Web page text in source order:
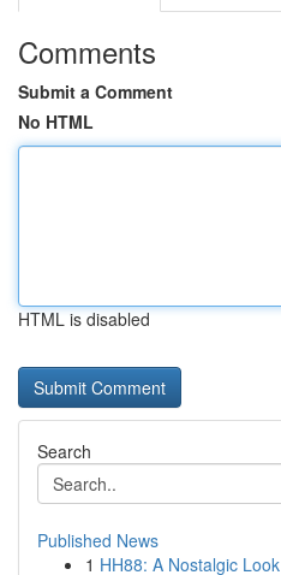
Comments
Submit a Comment
No HTML
HTML is disabled
Search
Published News
1 HH88: A Nostalgic Look